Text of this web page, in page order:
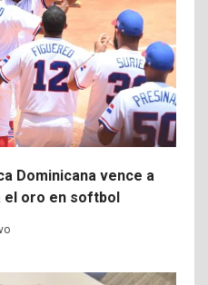
Dominicana vence a
el oro en softbol